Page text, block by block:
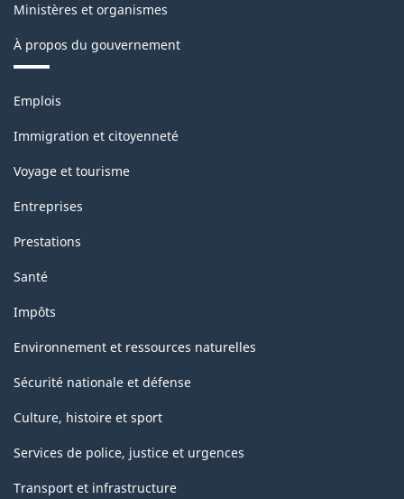
Ministères et organismes
À propos du gouvernement
Thèmes
sujets
Emplois
Immigration et citoyenneté
Voyage et tourisme
Entreprises
Prestations
Santé
Impôts
Environnement et ressources naturelles
Sécurité nationale et défense
Culture, histoire et sport
Services de police, justice et urgences
Transport et infrastructure